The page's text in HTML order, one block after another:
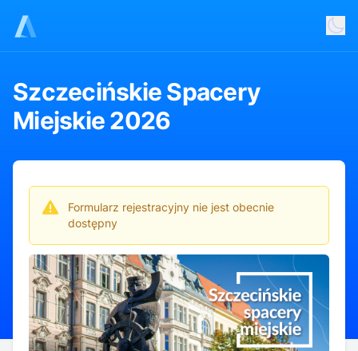
Szczecińskie Spacery
Miejskie 2026
Formularz rejestracyjny nie jest obecnie
dostępny